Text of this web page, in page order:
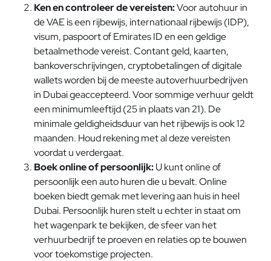
Ken en controleer de vereisten:Voor autohuur in
de VAE is een rijbewijs, internationaal rijbewijs (IDP),
visum, paspoort of Emirates ID en een geldige
betaalmethode vereist. Contant geld, kaarten,
bankoverschrijvingen, cryptobetalingen of digitale
wallets worden bij de meeste autoverhuurbedrijven
in Dubai geaccepteerd. Voor sommige verhuur geldt
een minimumleeftijd (25 in plaats van 21). De
minimale geldigheidsduur van het rijbewijs is ook 12
maanden. Houd rekening met al deze vereisten
voordat u verdergaat.
Boek online of persoonlijk:U kunt online of
persoonlijk een auto huren die u bevalt. Online
boeken biedt gemak met levering aan huis in heel
Dubai. Persoonlijk huren stelt u echter in staat om
het wagenpark te bekijken, de sfeer van het
verhuurbedrijf te proeven en relaties op te bouwen
voor toekomstige projecten.